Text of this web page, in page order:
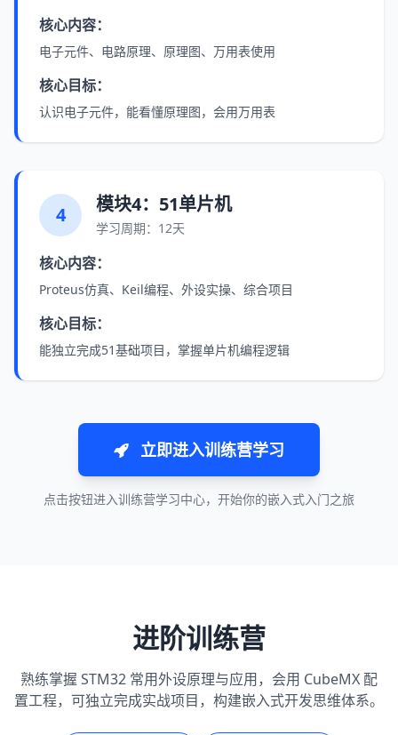
核心内容：
电子元件、电路原理、原理图、万用表使用
核心目标：
认识电子元件，能看懂原理图，会用万用表
4 模块4：51单片机
学习周期：12天
核心内容：
Proteus仿真、Keil编程、外设实操、综合项目
核心目标：
能独立完成51基础项目，掌握单片机编程逻辑
立即进入训练营学习
点击按钮进入训练营学习中心，开始你的嵌入式入门之旅
进阶训练营
熟练掌握 STM32 常用外设原理与应用，会用 CubeMX 配
置工程，可独立完成实战项目，构建嵌入式开发思维体系。